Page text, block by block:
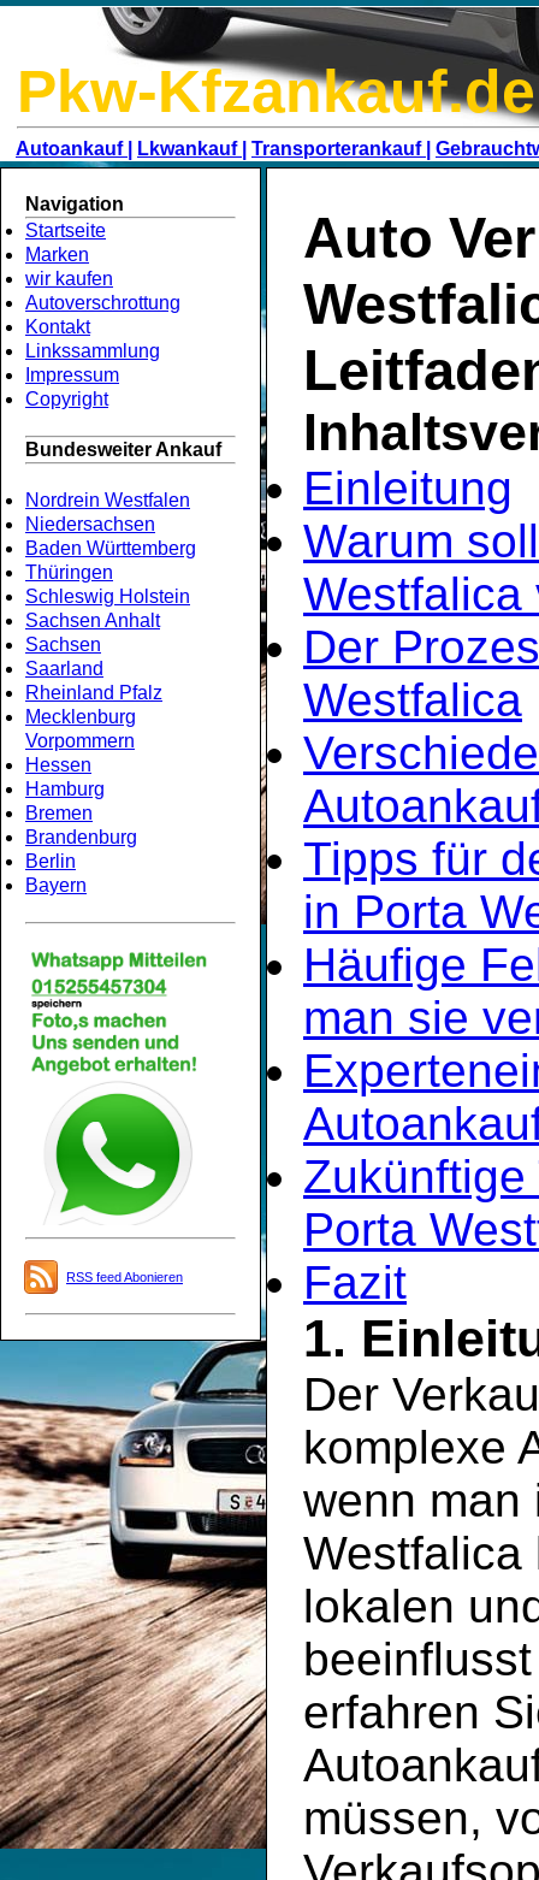
Pkw-Kfzankauf.de
Autoankauf | Lkwankauf | Transporterankauf |
Navigation
Startseite
Marken
wir kaufen
Autoverschrottung
Kontakt
Linkssammlung
Impressum
Copyright
Bundesweiter Ankauf
Nordrein Westfalen
Niedersachsen
Baden Württemberg
Thüringen
Schleswig Holstein
Sachsen Anhalt
Sachsen
Saarland
Rheinland Pfalz
Mecklenburg
Vorpommern
Hessen
Hamburg
Bremen
Brandenburg
Berlin
Bayern
RSS feed Abonieren
Auto
Einleitung
Warum
Westfalica
Der
Westfalica
Tipps für
in Porta
Häufige
man sie
Porta
Fazit
1.
Der
komplexe
wenn man
Westfalica
lokalen
erfahren
müssen,